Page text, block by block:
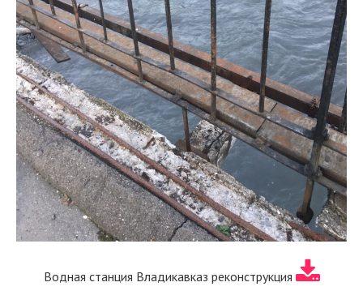
Водная станция Владикавказ реконструкция